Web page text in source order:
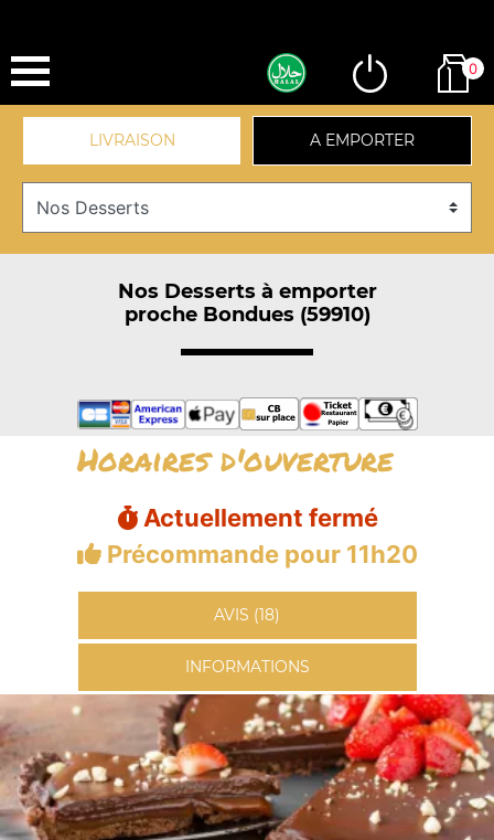
0
LIVRAISON A EMPORTER
Nos Desserts à emporter
proche Bondues (59910)
Horaires d'ouverture
Actuellement fermé
Précommande pour 11h20
AVIS (18)
INFORMATIONS